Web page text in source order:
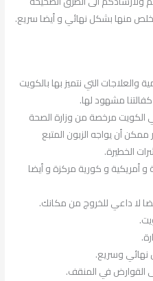
منها بشكل نهائي و أيضا سريع.
التي نتميز بها بالكويت
مشهود لها.
مرخصة من وزارة الصحة
أن يواجه الزبون المتبع
الخطيرة.
و أمريكية و كورية مركزة و أيضا
لا داعي للخروج من مكانك.
وسريع.
القوارض في المنقف.